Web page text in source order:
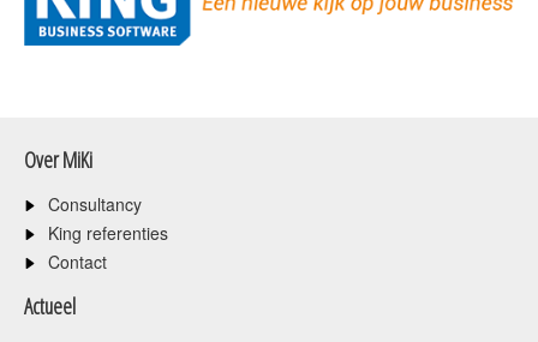
Over MiKi
Consultancy
King referenties
Contact
Actueel